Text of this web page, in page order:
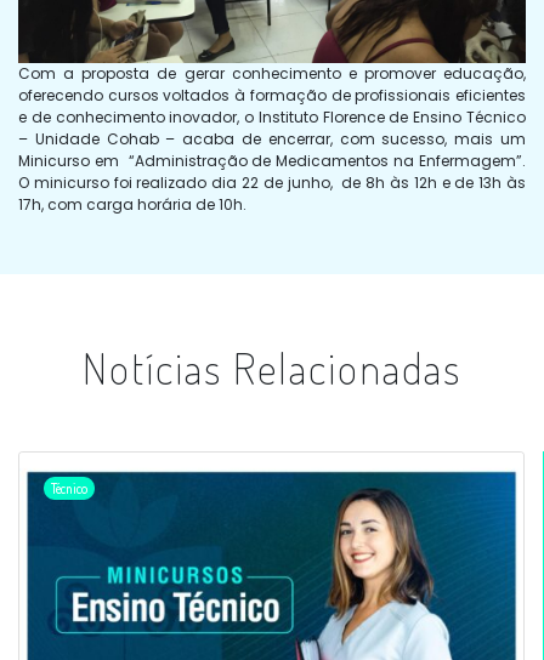
Com a proposta de gerar conhecimento e promover educação,
oferecendo cursos voltados à formação de profissionais eficientes
e de conhecimento inovador, o Instituto Florence de Ensino Técnico
– Unidade Cohab – acaba de encerrar, com sucesso, mais um
Minicurso em “Administração de Medicamentos na Enfermagem”.
O minicurso foi realizado dia 22 de junho, de 8h às 12h e de 13h às
17h, com carga horária de 10h.
Notícias Relacionadas
Técnico